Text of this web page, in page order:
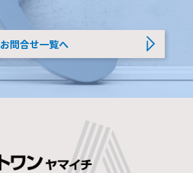
お問合せ一覧へ